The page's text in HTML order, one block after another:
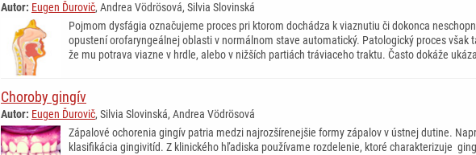
Autor: Eugen Ďurovič, Andrea Vödrösová, Silvia Slovinská
Pojmom dysfágia označujeme proces pri ktorom dochádza k viaznutiu či dokonca
opustení orofaryngeálnej oblasti v normálnom stave automatický. Patologický proces
že mu potrava viazne v hrdle, alebo v nižších partiách tráviaceho traktu. Často dokáže
Choroby gingív
Autor: Eugen Ďurovič, Silvia Slovinská, Andrea Vödrösová
Zápalové ochorenia gingív patria medzi najrozšírenejšie formy zápalov v ústnej dutine.
klasifikácia gingivitíd. Z klinického hľadiska používame rozdelenie, ktoré charakterizuje